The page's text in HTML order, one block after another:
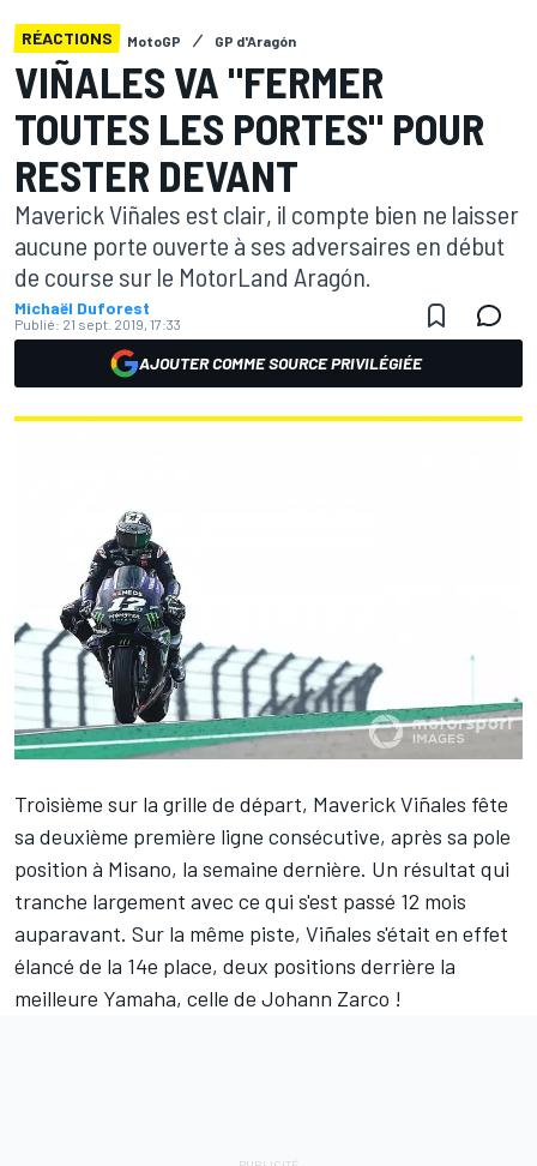
RÉACTIONS MotoGP GP d'Aragón
VIÑALES VA "FERMER
TOUTES LES PORTES" POUR
RESTER DEVANT
Maverick Viñales est clair, il compte bien ne laisser
aucune porte ouverte à ses adversaires en début
de course sur le MotorLand Aragón.
Michaël Duforest
Publié: 21 sept. 2019, 17:33
AJOUTER COMME SOURCE PRIVILÉGIÉE
Troisième sur la grille de départ, Maverick Viñales fête
sa deuxième première ligne consécutive, après sa pole
position à Misano, la semaine dernière. Un résultat qui
tranche largement avec ce qui s'est passé 12 mois
auparavant. Sur la même piste, Viñales s'était en effet
élancé de la 14e place, deux positions derrière la
meilleure Yamaha, celle de Johann Zarco !